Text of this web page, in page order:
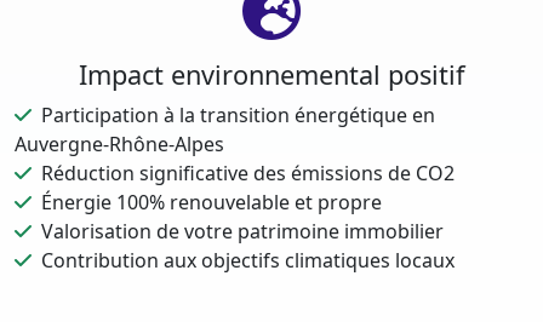
Impact environnemental positif
Participation à la transition énergétique en
Auvergne-Rhône-Alpes
Réduction significative des émissions de CO2
Énergie 100% renouvelable et propre
Valorisation de votre patrimoine immobilier
Contribution aux objectifs climatiques locaux